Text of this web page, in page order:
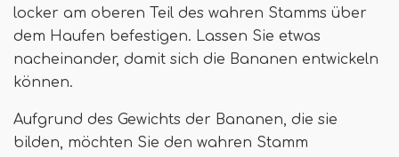
locker am oberen Teil des wahren Stamms über
dem Haufen befestigen. Lassen Sie etwas
nacheinander, damit sich die Bananen entwickeln
können.
Aufgrund des Gewichts der Bananen, die sie
bilden, möchten Sie den wahren Stamm